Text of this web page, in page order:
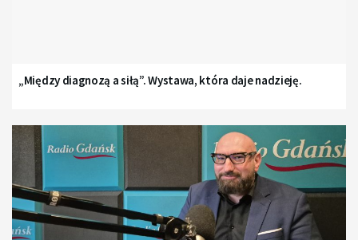
„Między diagnozą a siłą”. Wystawa, która daje nadzieję.